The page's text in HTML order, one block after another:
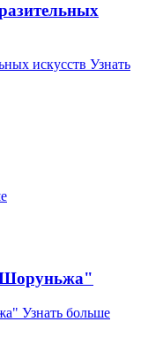
искусств Узнать
Узнать больше